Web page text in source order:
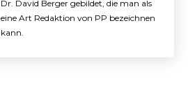
Dr. David Berger gebildet, die man als
eine Art Redaktion von PP bezeichnen
kann.